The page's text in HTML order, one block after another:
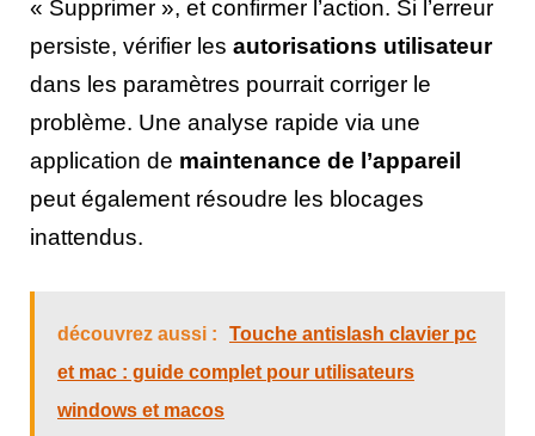
« Supprimer », et confirmer l’action. Si l’erreur
persiste, vérifier les autorisations utilisateur
dans les paramètres pourrait corriger le
problème. Une analyse rapide via une
application de maintenance de l’appareil
peut également résoudre les blocages
inattendus.
découvrez aussi :
Touche antislash clavier pc
et mac : guide complet pour utilisateurs
windows et macos